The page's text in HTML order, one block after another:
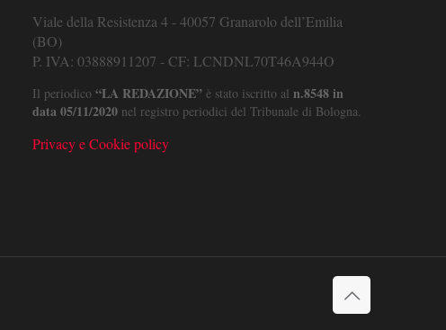
Viale della Resistenza 4 - 40057 Granarolo dell’Emilia
(BO)
P. IVA: 03888911207 - CF: LCNDNL70T46A944O
Il periodico “LA REDAZIONE”è stato iscritto al n.8548 in
data 05/11/2020nel registro periodici del Tribunale di Bologna.
Privacy e Cookie policy